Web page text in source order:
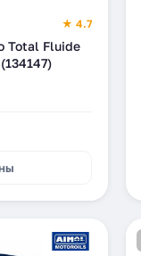
★ 4.7
Total Fluide